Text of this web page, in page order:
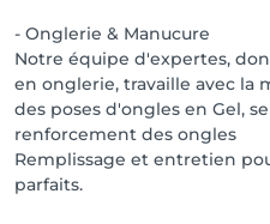
Parkings gratuits réservés
notre salon est
personnes à mobilité
🌿 Prenez rendez-vous et
beauté et du bien-être !
- Onglerie & Manucure
Notre équipe d'expertes,
en onglerie, travaille avec la
des poses d'ongles en Gel,
renforcement des ongles
Remplissage et entretien
parfaits.